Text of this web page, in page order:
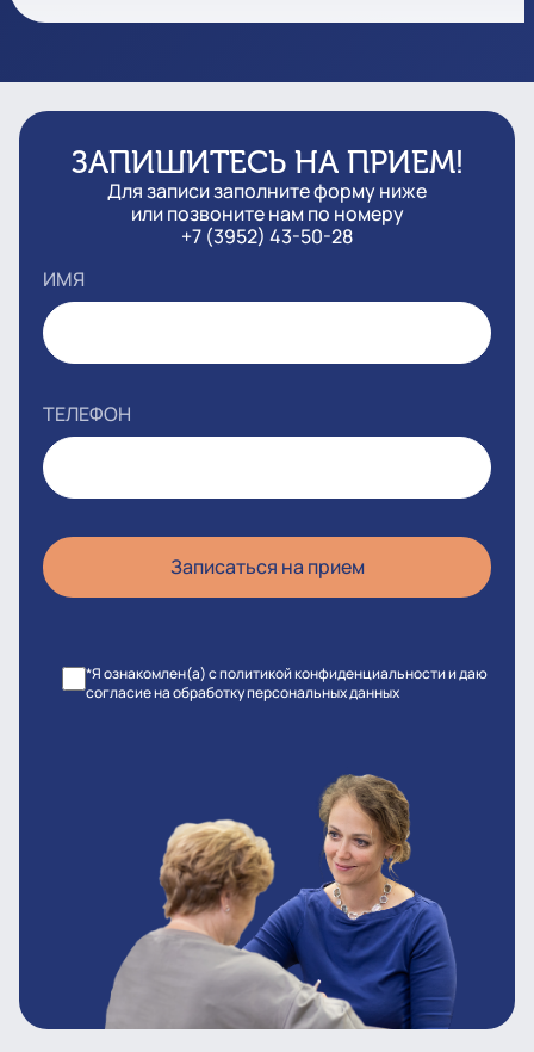
ЗАПИШИТЕСЬ НА ПРИЕМ!
Для записи заполните форму ниже
или позвоните нам по номеру
+7 (3952) 43-50-28
ИМЯ
ТЕЛЕФОН
*Я ознакомлен(а) с политикой конфиденциальности и даю
согласие на обработку персональных данных